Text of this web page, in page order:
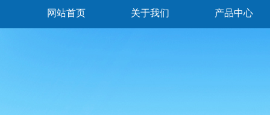
网站首页 关于我们 产品中心